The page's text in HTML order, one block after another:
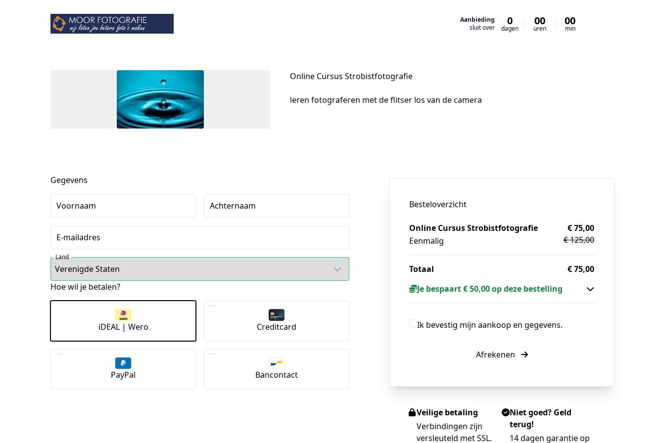
Aanbieding
sluit over
0
dagen
00
uren
00
min
Online Cursus Strobistfotografie
leren fotograferen met de flitser los van de camera
Gegevens
Voornaam Achternaam
E-mailadres
Land
Hoe wil je betalen?
iDEAL | Wero Creditcard
PayPal Bancontact
Besteloverzicht
Online Cursus Strobistfotografie
Eenmalig
€ 75,00
€ 125,00
Totaal
€ 75,00
Je bespaart € 50,00 op deze bestelling
Ik bevestig mijn aankoop en gegevens.
Afrekenen
Veilige betaling
Verbindingen zijn
versleuteld met SSL.
Niet goed? Geld
terug!
14 dagen garantie op